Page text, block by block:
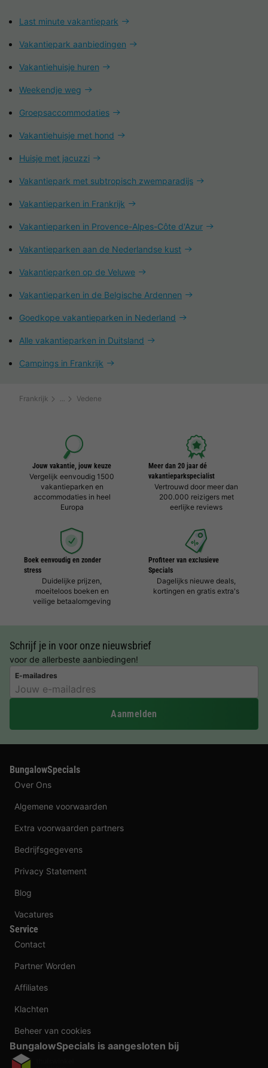
Last minute vakantiepark
Vakantiepark aanbiedingen
Vakantiehuisje huren
Weekendje weg
Groepsaccommodaties
Vakantiehuisje met hond
Huisje met jacuzzi
Vakantiepark met subtropisch zwemparadijs
Vakantieparken in Frankrijk
Vakantieparken in Provence-Alpes-Côte d'Azur
Vakantieparken aan de Nederlandse kust
Vakantieparken op de Veluwe
Vakantieparken in de Belgische Ardennen
Goedkope vakantieparken in Nederland
Alle vakantieparken in Duitsland
Campings in Frankrijk
Frankrijk Vedene
Jouw vakantie, jouw keuze
Vergelijk eenvoudig 1500
vakantieparken en
accommodaties in heel
Europa
Meer dan 20 jaar dé
vakantieparkspecialist
Vertrouwd door meer dan
200.000 reizigers met
eerlijke reviews
Boek eenvoudig en zonder
stress
Duidelijke prijzen,
moeiteloos boeken en
veilige betaalomgeving
Profiteer van exclusieve
Specials
Dagelijks nieuwe deals,
kortingen en gratis extra's
Schrijf je in voor onze nieuwsbrief
voor de allerbeste aanbiedingen!
E-mailadres
Aanmelden
BungalowSpecials
Over Ons
Algemene voorwaarden
Extra voorwaarden partners
Bedrijfsgegevens
Privacy Statement
Blog
Vacatures
Service
Contact
Partner Worden
Affiliates
Klachten
Beheer van cookies
BungalowSpecials is aangesloten bij